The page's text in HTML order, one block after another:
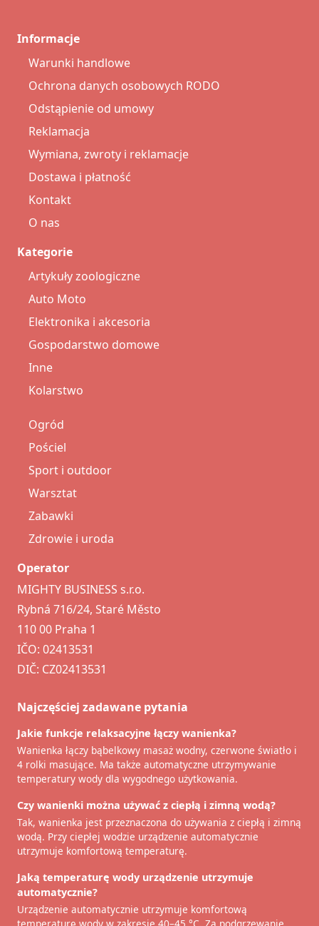
Informacje
Warunki handlowe
Ochrona danych osobowych RODO
Odstąpienie od umowy
Reklamacja
Wymiana, zwroty i reklamacje
Dostawa i płatność
Kontakt
O nas
Kategorie
Artykuły zoologiczne
Auto Moto
Elektronika i akcesoria
Gospodarstwo domowe
Inne
Kolarstwo
Ogród
Pościel
Sport i outdoor
Warsztat
Zabawki
Zdrowie i uroda
Operator
MIGHTY BUSINESS s.r.o.
Rybná 716/24, Staré Město
110 00 Praha 1
IČO: 02413531
DIČ: CZ02413531
Najczęściej zadawane pytania
Jakie funkcje relaksacyjne łączy wanienka?
Wanienka łączy bąbelkowy masaż wodny, czerwone światło i
4 rolki masujące. Ma także automatyczne utrzymywanie
temperatury wody dla wygodnego użytkowania.
Czy wanienki można używać z ciepłą i zimną wodą?
Tak, wanienka jest przeznaczona do używania z ciepłą i zimną
wodą. Przy ciepłej wodzie urządzenie automatycznie
utrzymuje komfortową temperaturę.
Jaką temperaturę wody urządzenie utrzymuje
automatycznie?
Urządzenie automatycznie utrzymuje komfortową